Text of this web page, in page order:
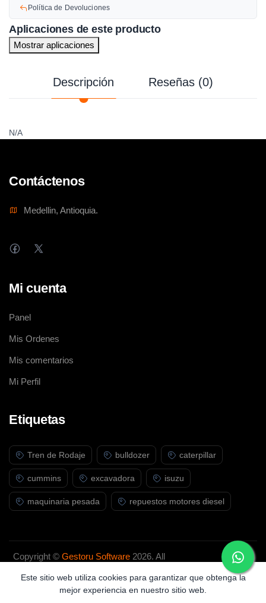
Política de Devoluciones
Aplicaciones de este producto
Mostrar aplicaciones
Descripción Reseñas (0)
N/A
Contáctenos
Medellin, Antioquia.
Mi cuenta
Panel
Mis Ordenes
Mis comentarios
Mi Perfil
Etiquetas
Tren de Rodaje bulldozer caterpillar
cummins excavadora isuzu
maquinaria pesada repuestos motores diesel
Copyright ©Gestoru Software 2026. All
Este sitio web utiliza cookies para garantizar que obtenga la
mejor experiencia en nuestro sitio web.